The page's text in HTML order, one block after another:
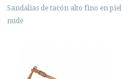
Sandalias de tacón alto fino en piel
nude